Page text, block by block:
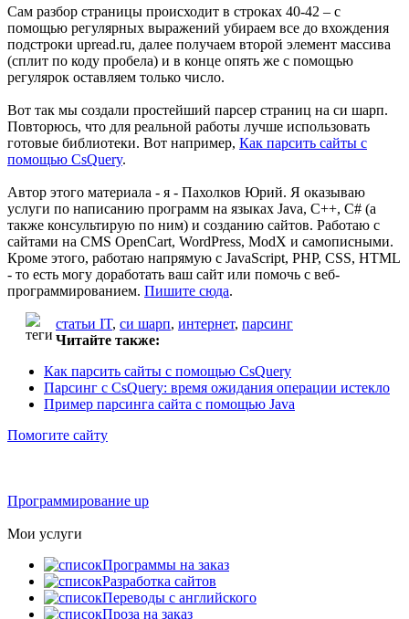
Сам разбор страницы происходит в строках 40-42 – с
помощью регулярных выражений убираем все до вхождения
подстроки upread.ru, далее получаем второй элемент массива
(сплит по коду пробела) и в конце опять же с помощью
регулярок оставляем только число.
Вот так мы создали простейший парсер страниц на си шарп.
Повторюсь, что для реальной работы лучше использовать
готовые библиотеки. Вот например, Как парсить сайты с
помощью CsQuery.
Автор этого материала - я - Пахолков Юрий. Я оказываю
услуги по написанию программ на языках Java, C++, C# (а
также консультирую по ним) и созданию сайтов. Работаю с
сайтами на CMS OpenCart, WordPress, ModX и самописными.
Кроме этого, работаю напрямую с JavaScript, PHP, CSS, HTML
- то есть могу доработать ваш сайт или помочь с веб-
программированием. Пишите сюда.
статьи IT, си шарп, интернет, парсинг
Читайте также:
Как парсить сайты с помощью CsQuery
Парсинг с CsQuery: время ожидания операции истекло
Пример парсинга сайта с помощью Java
Помогите сайту
Программирование up
Мои услуги
Программы на заказ
Разработка сайтов
Переводы с английского
Проза на заказ